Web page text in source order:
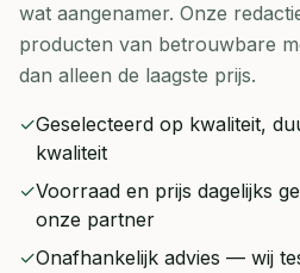
wat aangenamer. Onze
producten van betrouwbare
dan alleen de laagste prijs.
✓Geselecteerd op kwaliteit,
kwaliteit
✓Voorraad en prijs dagelijks
onze partner
✓Onafhankelijk advies — wij